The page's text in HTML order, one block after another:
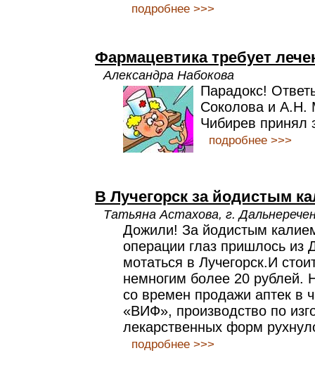
подробнее >>>
Фармацевтика требует
Александра Набокова
Парадокс!
Соколова и А.Н.
Чибирев принял
подробнее >>>
В Лучегорск за йодистым
Татьяна Астахова, г.
Дожили! За йодистым
операции глаз пришлось из
мотаться в Лучегорск.И
немногим более 20 рублей.
со времен продажи аптек в
«ВИФ», производство по
лекарственных форм
подробнее >>>